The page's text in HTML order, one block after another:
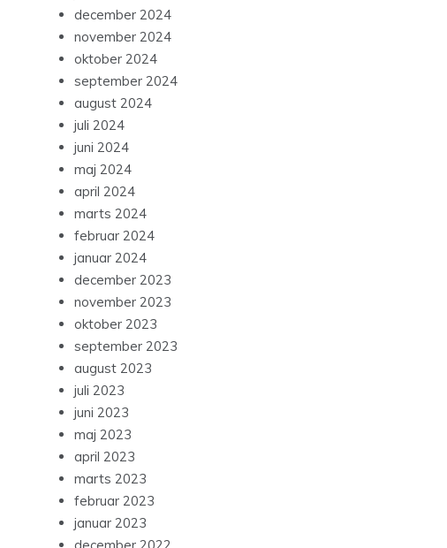
december 2024
november 2024
oktober 2024
september 2024
august 2024
juli 2024
juni 2024
maj 2024
april 2024
marts 2024
februar 2024
januar 2024
december 2023
november 2023
oktober 2023
september 2023
august 2023
juli 2023
juni 2023
maj 2023
april 2023
marts 2023
februar 2023
januar 2023